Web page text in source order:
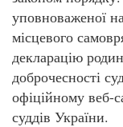
уповноваженої
місцевого
декларацію
доброчесності
офіційному веб-
суддів України.